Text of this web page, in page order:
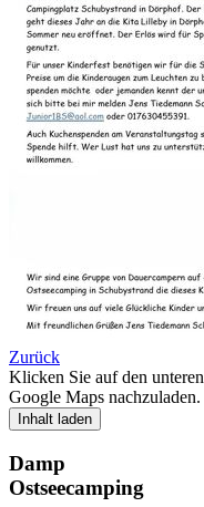
Zurück
Klicken Sie auf den
Google Maps nachzuladen.
Inhalt laden
Damp
Ostseecamping